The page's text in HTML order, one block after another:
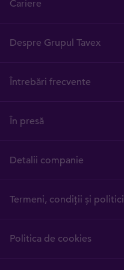
Cariere
Despre Grupul Tavex
Întrebări frecvente
În presă
Detalii companie
Termeni, condiții și politici
Politica de cookies